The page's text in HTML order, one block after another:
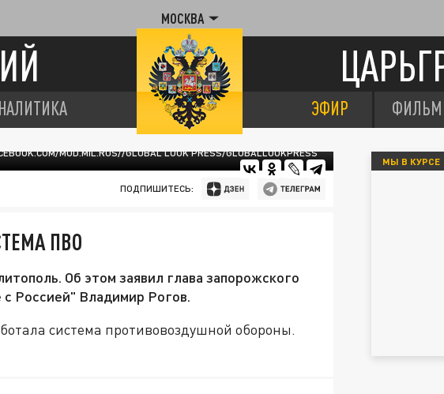
МОСКВА
ЭФИР
MOD.MIL.RUS//GLOBAL LOOK PRESS/GLOBALLOOKPRESS
ПОДПИШИТЕСЬ:
ПВО
Об этом заявил глава запорожского
Россией" Владимир Рогов.
система противовоздушной обороны.
МЫ В КУРСЕ